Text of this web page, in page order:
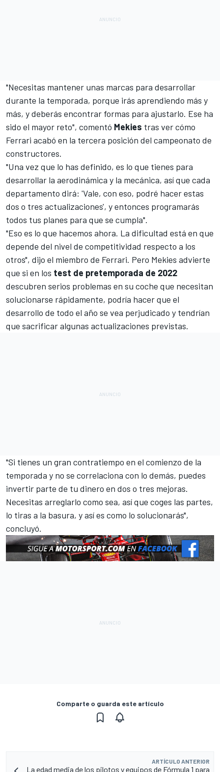
"Necesitas mantener unas marcas para desarrollar
durante la temporada, porque irás aprendiendo más y
más, y deberás encontrar formas para ajustarlo. Ese ha
sido el mayor reto", comentó Mekies tras ver cómo
Ferrari acabó en la tercera posición del campeonato de
constructores.
"Una vez que lo has definido, es lo que tienes para
desarrollar la aerodinámica y la mecánica, así que cada
departamento dirá: 'Vale, con eso, podré hacer estas
dos o tres actualizaciones', y entonces programarás
todos tus planes para que se cumpla".
"Eso es lo que hacemos ahora. La dificultad está en que
depende del nivel de competitividad respecto a los
otros", dijo el miembro de Ferrari. Pero Mekies advierte
que si en los test de pretemporada de 2022
descubren serios problemas en su coche que necesitan
solucionarse rápidamente, podría hacer que el
desarrollo de todo el año se vea perjudicado y tendrían
que sacrificar algunas actualizaciones previstas.
"Si tienes un gran contratiempo en el comienzo de la
temporada y no se correlaciona con lo demás, puedes
invertir parte de tu dinero en dos o tres mejoras.
Necesitas arreglarlo como sea, así que coges las partes,
lo tiras a la basura, y así es como lo solucionarás",
concluyó.
Comparte o guarda este artículo
ARTÍCULO ANTERIOR
La edad media de los pilotos y equipos de Fórmula 1 para